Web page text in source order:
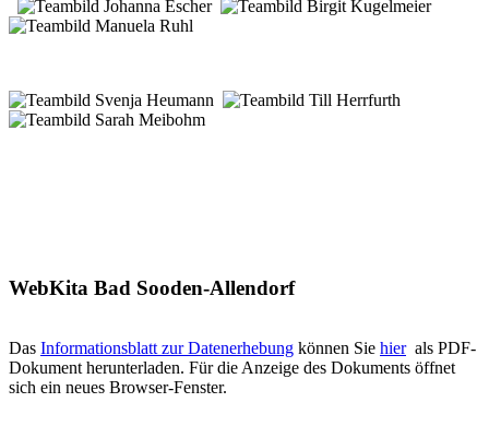
WebKita Bad Sooden-Allendorf
Das Informationsblatt zur Datenerhebung können Sie hierals PDF-
Dokument herunterladen. Für die Anzeige des Dokuments öffnet
sich ein neues Browser-Fenster.